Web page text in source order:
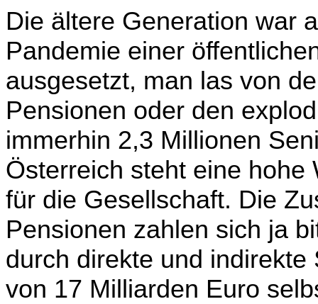
Die ältere Generation war
Pandemie einer
ausgesetzt, man las von
Pensionen oder den
immerhin 2,3 Millionen
Österreich steht eine hohe
für die Gesell­schaft. Die
Pensionen zahlen sich ja
durch direkte und
von 17 Milliarden Euro